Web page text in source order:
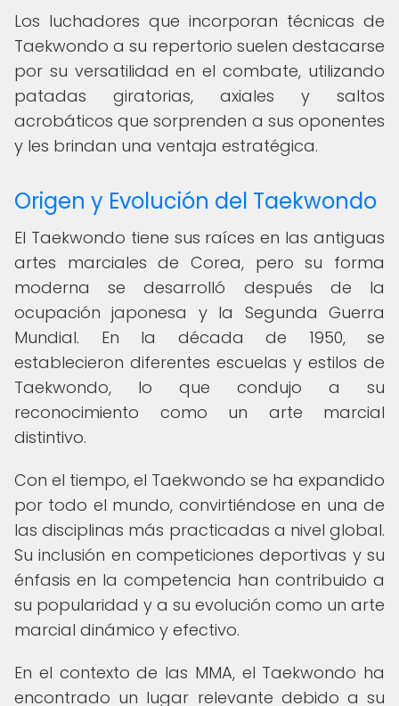
Los luchadores que incorporan técnicas de
Taekwondo a su repertorio suelen destacarse
por su versatilidad en el combate, utilizando
patadas giratorias, axiales y saltos
acrobáticos que sorprenden a sus oponentes
y les brindan una ventaja estratégica.
Origen y Evolución del Taekwondo
El Taekwondo tiene sus raíces en las antiguas
artes marciales de Corea, pero su forma
moderna se desarrolló después de la
ocupación japonesa y la Segunda Guerra
Mundial. En la década de 1950, se
establecieron diferentes escuelas y estilos de
Taekwondo, lo que condujo a su
reconocimiento como un arte marcial
distintivo.
Con el tiempo, el Taekwondo se ha expandido
por todo el mundo, convirtiéndose en una de
las disciplinas más practicadas a nivel global.
Su inclusión en competiciones deportivas y su
énfasis en la competencia han contribuido a
su popularidad y a su evolución como un arte
marcial dinámico y efectivo.
En el contexto de las MMA, el Taekwondo ha
encontrado un lugar relevante debido a su